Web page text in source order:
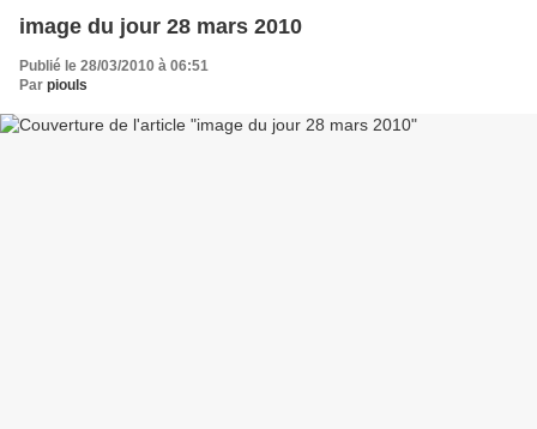
image du jour 28 mars 2010
Publié le 28/03/2010 à 06:51
Par piouls